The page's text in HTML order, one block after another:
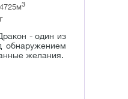
3
- один из
обнаружением
желания.